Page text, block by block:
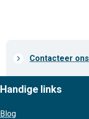
Prefooter
Contacteer ons
Handige links
Blog